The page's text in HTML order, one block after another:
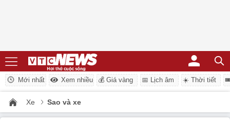
Mới nhất Xem nhiều 💰 Giá vàng 📅 Lịch âm ☀️ Thời tiết
Xe Sao và xe